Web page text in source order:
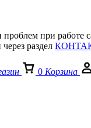
при работе
раздел
0 Корзина